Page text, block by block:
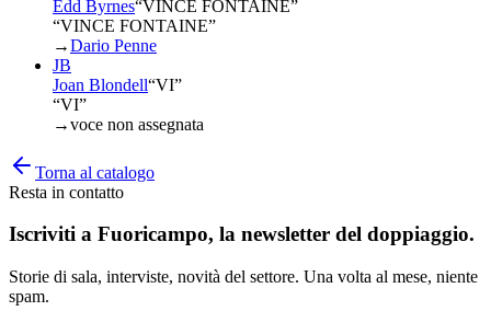
Edd Byrnes“VINCE FONTAINE”
“VINCE FONTAINE”
→Dario Penne
JB
Joan Blondell“VI”
“VI”
→voce non assegnata
Torna al catalogo
Resta in contatto
Iscriviti a Fuoricampo, la newsletter del doppiaggio.
Storie di sala, interviste, novità del settore. Una volta al mese, niente
spam.